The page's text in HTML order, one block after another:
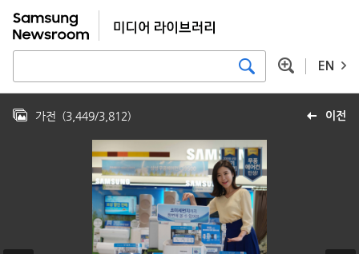
EN
이전
가전 (3,449/3,812)